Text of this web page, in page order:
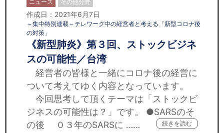
ニュース その他分野
作成日：2021年6月7日
～集中特別連載～テレワーク中の経営者と考える「新型コロナ後
の対策」
《新型肺炎》第３回、ストックビジネ
スの可能性／台湾
経営者の皆様と一緒にコロナ後の経営に
ついて考えてゆく内容となっています。
今回思考して頂くテーマは「ストックビ
ジネスの可能性は？」です。 ●SARSのそ
の後 ０３年のSARSに ……
続きを読む